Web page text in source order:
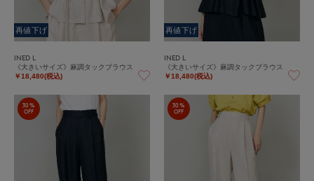
再値下げ
INED L
《大きいサイズ》麻調タックブラウス
￥18,480(税込)
再値下げ
INED L
《大きいサイズ》麻調タックブラウス
￥18,480(税込)
30%
OFF
30%
OFF